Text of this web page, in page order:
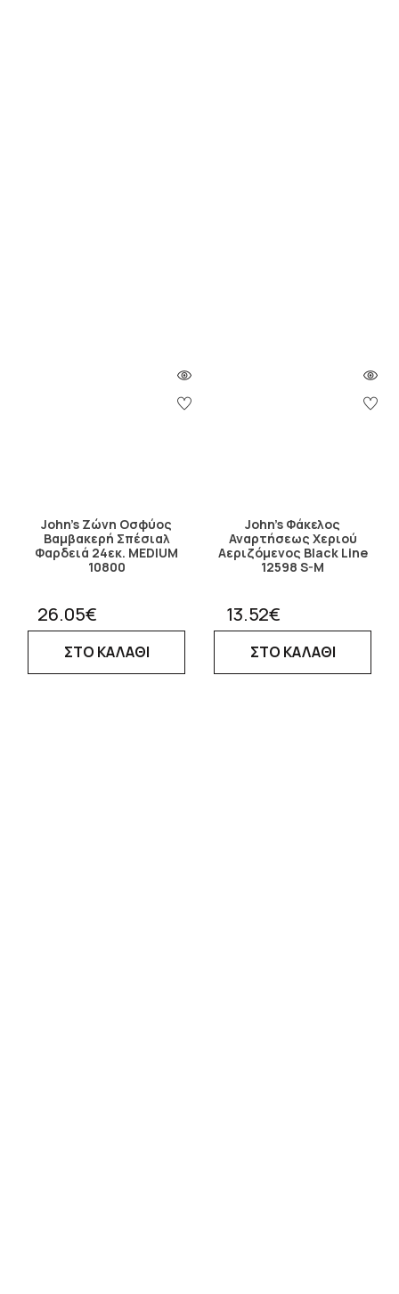
John's Ζώνη Οσφύος
Βαμβακερή Σπέσιαλ
Φαρδειά 24εκ. MEDIUM
10800
26.05€
ΣΤΟ ΚΑΛΑΘΙ
John's Φάκελος
Αναρτήσεως Χεριού
Αεριζόμενος Black Line
12598 S-M
13.52€
ΣΤΟ ΚΑΛΑΘΙ